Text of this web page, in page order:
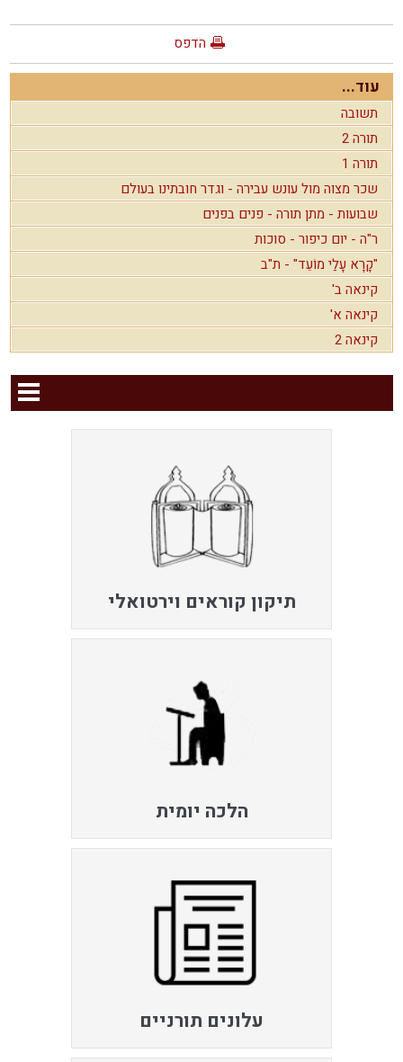
הדפס
עוד...
תשובה
תורה 2
תורה 1
שכר מצוה מול עונש עבירה - וגדר חובתינו בעולם
שבועות - מתן תורה - פנים בפנים
ר"ה - יום כיפור - סוכות
"קָרָא עָלַי מוֹעֵד" - ת"ב
קינאה ב'
קינאה א'
קינאה 2
תיקון קוראים וירטואלי
הלכה יומית
עלונים תורניים